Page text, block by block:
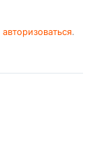
авторизоваться.